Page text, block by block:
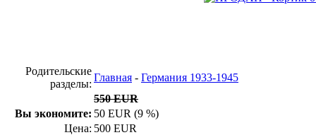
Родительские
разделы:
Главная - Германия 1933-1945
550 EUR
Вы экономите: 50 EUR (9 %)
Цена: 500 EUR